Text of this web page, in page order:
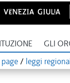
GLI
/ leggi